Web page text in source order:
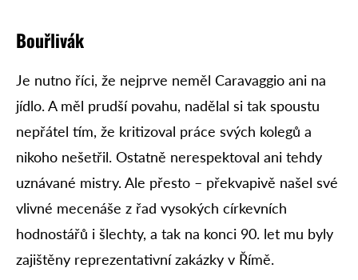
Bouřlivák
Je nutno říci, že nejprve neměl Caravaggio ani na
jídlo. A měl prudší povahu, nadělal si tak spoustu
nepřátel tím, že kritizoval práce svých kolegů a
nikoho nešetřil. Ostatně nerespektoval ani tehdy
uznávané mistry. Ale přesto – překvapivě našel své
vlivné mecenáše z řad vysokých církevních
hodnostářů i šlechty, a tak na konci 90. let mu byly
zajištěny reprezentativní zakázky v Římě.